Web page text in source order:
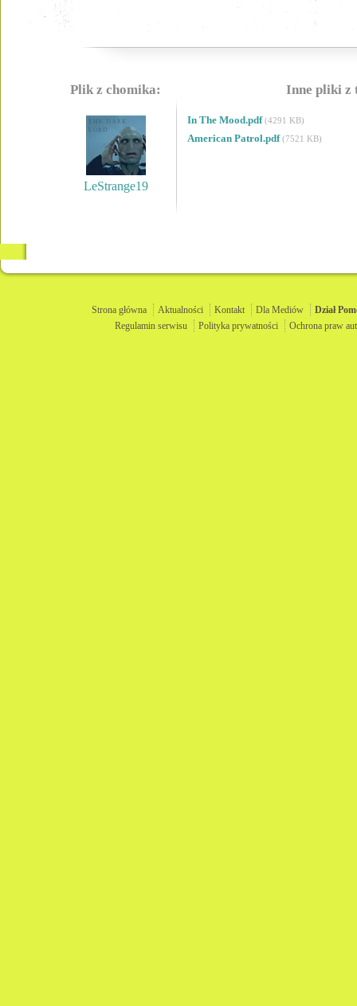
Plik z chomika:
LeStrange19
Inne pliki z
In The Mood.pdf(4291 KB)
American Patrol.pdf(7521 KB)
Strona główna Aktualności Kontakt Dla Mediów Dział
Regulamin serwisu
Polityka prywatności Ochrona praw